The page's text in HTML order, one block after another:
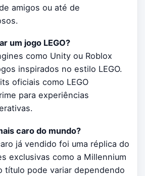
amigos ou até de
um jogo LEGO?
como Unity ou Roblox
inspirados no estilo LEGO.
oficiais como LEGO
para experiências
caro do mundo?
já vendido foi uma réplica do
exclusivas como a Millennium
título pode variar dependendo